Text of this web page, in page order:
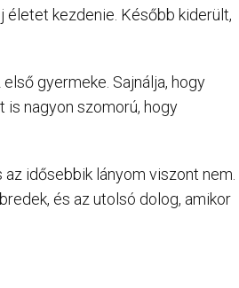
életet kezdenie. Később kiderült,
gyermeke. Sajnálja, hogy
is nagyon szomorú, hogy
idősebbik lányom viszont nem.
és az utolsó dolog, amikor